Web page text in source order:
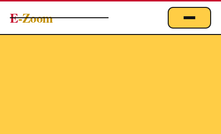
E-Zoom